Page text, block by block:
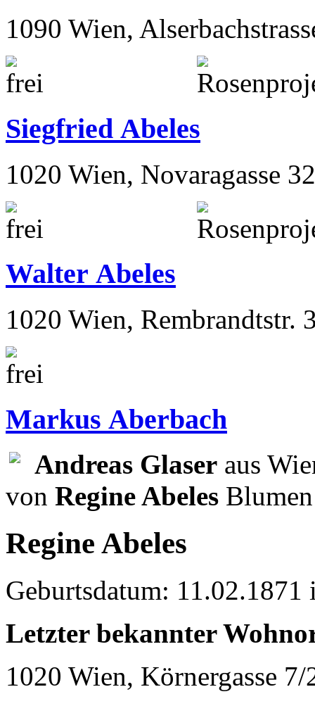
1090 Wien,
Siegfried Abeles
1020 Wien, Novaragasse
Walter Abeles
1020 Wien, Rembrandtstr.
Markus Aberbach
Andreas Glaser aus
von Regine Abeles
Regine Abeles
Geburtsdatum: 11.02.1871
Letzter bekannter
1020 Wien, Körnergasse 7/